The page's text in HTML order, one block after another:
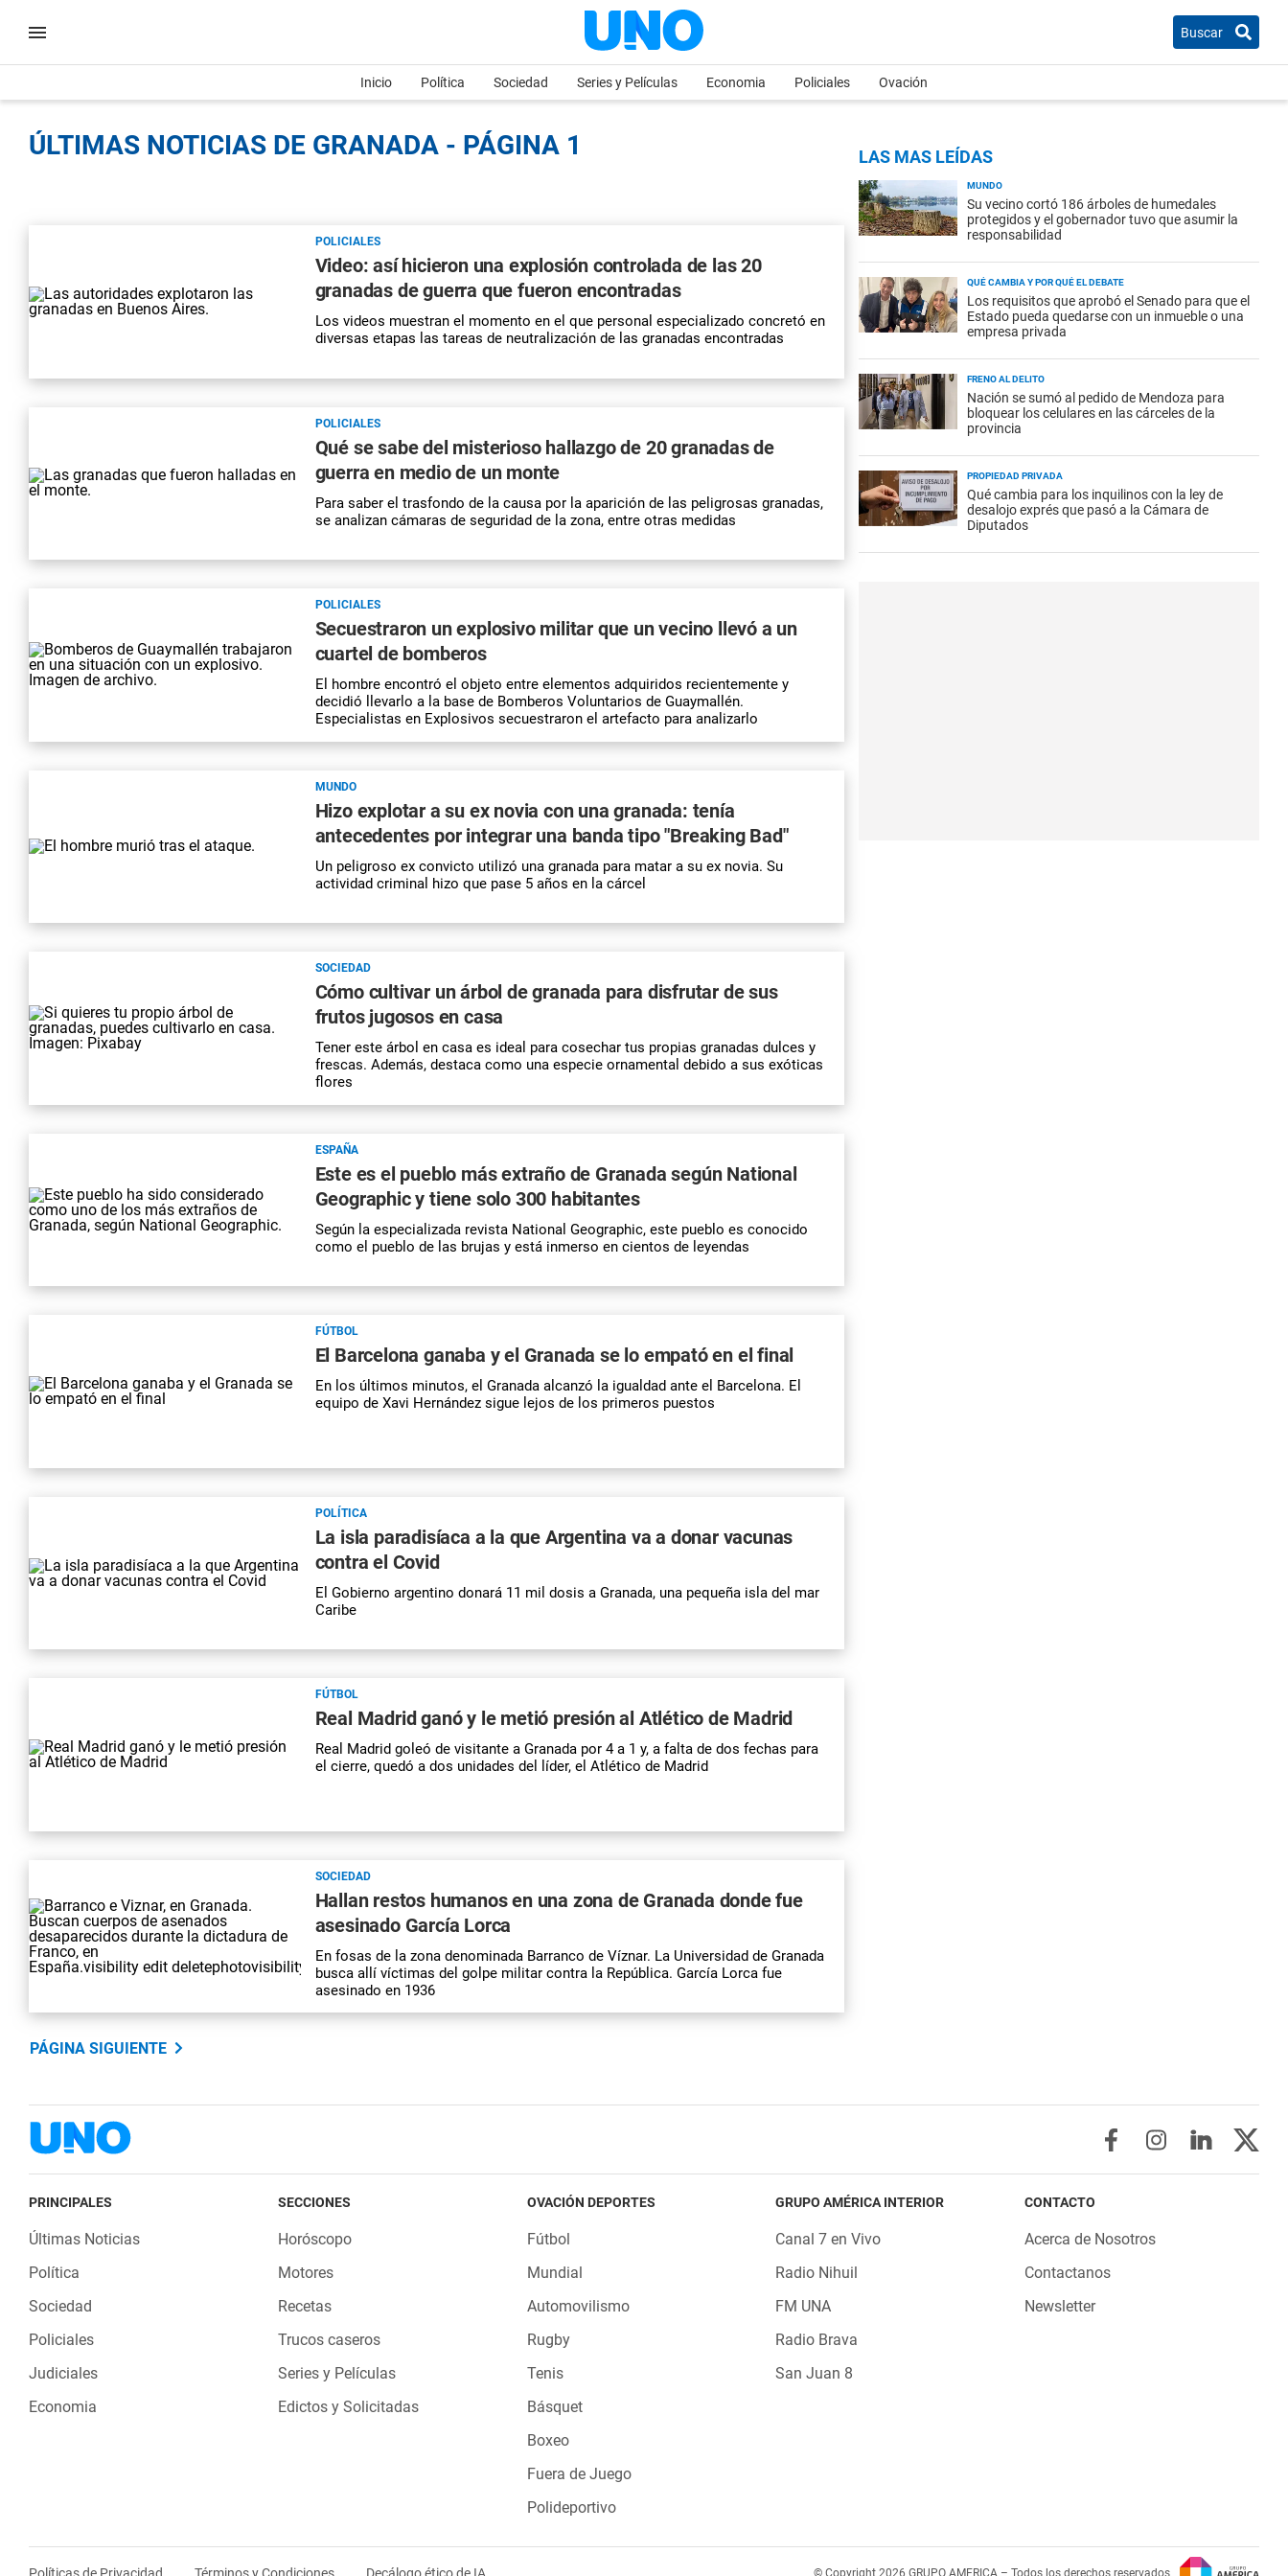
Buscar
Inicio Política Sociedad Series y Películas Economia Policiales Ovación
ÚLTIMAS NOTICIAS DE GRANADA - PÁGINA 1
POLICIALES
Video: así hicieron una explosión controlada de las 20
granadas de guerra que fueron encontradas
Los videos muestran el momento en el que personal especializado concretó en
diversas etapas las tareas de neutralización de las granadas encontradas
POLICIALES
Qué se sabe del misterioso hallazgo de 20 granadas de
guerra en medio de un monte
Para saber el trasfondo de la causa por la aparición de las peligrosas granadas,
se analizan cámaras de seguridad de la zona, entre otras medidas
POLICIALES
Secuestraron un explosivo militar que un vecino llevó a un
cuartel de bomberos
El hombre encontró el objeto entre elementos adquiridos recientemente y
decidió llevarlo a la base de Bomberos Voluntarios de Guaymallén.
Especialistas en Explosivos secuestraron el artefacto para analizarlo
MUNDO
Hizo explotar a su ex novia con una granada: tenía
antecedentes por integrar una banda tipo "Breaking Bad"
Un peligroso ex convicto utilizó una granada para matar a su ex novia. Su
actividad criminal hizo que pase 5 años en la cárcel
SOCIEDAD
Cómo cultivar un árbol de granada para disfrutar de sus
frutos jugosos en casa
Tener este árbol en casa es ideal para cosechar tus propias granadas dulces y
frescas. Además, destaca como una especie ornamental debido a sus exóticas
flores
ESPAÑA
Este es el pueblo más extraño de Granada según National
Geographic y tiene solo 300 habitantes
Según la especializada revista National Geographic, este pueblo es conocido
como el pueblo de las brujas y está inmerso en cientos de leyendas
FÚTBOL
El Barcelona ganaba y el Granada se lo empató en el final
En los últimos minutos, el Granada alcanzó la igualdad ante el Barcelona. El
equipo de Xavi Hernández sigue lejos de los primeros puestos
POLÍTICA
La isla paradisíaca a la que Argentina va a donar vacunas
contra el Covid
El Gobierno argentino donará 11 mil dosis a Granada, una pequeña isla del mar
Caribe
FÚTBOL
Real Madrid ganó y le metió presión al Atlético de Madrid
Real Madrid goleó de visitante a Granada por 4 a 1 y, a falta de dos fechas para
el cierre, quedó a dos unidades del líder, el Atlético de Madrid
SOCIEDAD
Hallan restos humanos en una zona de Granada donde fue
asesinado García Lorca
En fosas de la zona denominada Barranco de Víznar. La Universidad de Granada
busca allí víctimas del golpe militar contra la República. García Lorca fue
asesinado en 1936
PÁGINA SIGUIENTE
LAS MAS LEÍDAS
MUNDO
Su vecino cortó 186 árboles de humedales
protegidos y el gobernador tuvo que asumir la
responsabilidad
QUÉ CAMBIA Y POR QUÉ EL DEBATE
Los requisitos que aprobó el Senado para que el
Estado pueda quedarse con un inmueble o una
empresa privada
FRENO AL DELITO
Nación se sumó al pedido de Mendoza para
bloquear los celulares en las cárceles de la
provincia
PROPIEDAD PRIVADA
Qué cambia para los inquilinos con la ley de
desalojo exprés que pasó a la Cámara de
Diputados
PRINCIPALES
Últimas Noticias
Política
Sociedad
Policiales
Judiciales
Economia
SECCIONES
Horóscopo
Motores
Recetas
Trucos caseros
Series y Películas
Edictos y Solicitadas
OVACIÓN DEPORTES
Fútbol
Mundial
Automovilismo
Rugby
Tenis
Básquet
Boxeo
Fuera de Juego
Polideportivo
GRUPO AMÉRICA INTERIOR
Canal 7 en Vivo
Radio Nihuil
FM UNA
Radio Brava
San Juan 8
CONTACTO
Acerca de Nosotros
Contactanos
Newsletter
© Copyright 2026 GRUPO AMERICA – Todos los derechos reservados